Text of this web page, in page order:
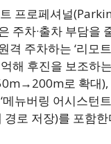
프로페셔널
주차·출차 부담을
격 주차하는 ‘리모
해 후진을 보조하
로 확대),
메뉴버링 어시스턴
로 저장)를 포함한